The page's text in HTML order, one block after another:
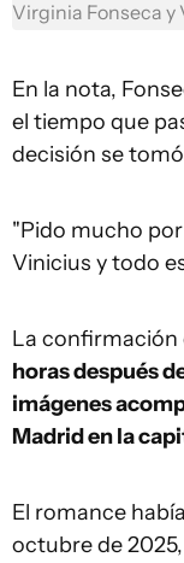
Virginia Fonseca y
En la nota,
el tiempo que
decisión se
"Pido mucho
Vinicius y todo
La confirmación
horas después
imágenes
Madrid en la
El romance
octubre de